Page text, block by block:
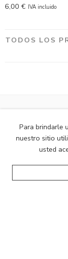
6,00 € IVA incluido
TODOS LOS
Términos y
Para brindarle
nuestro sitio
usted